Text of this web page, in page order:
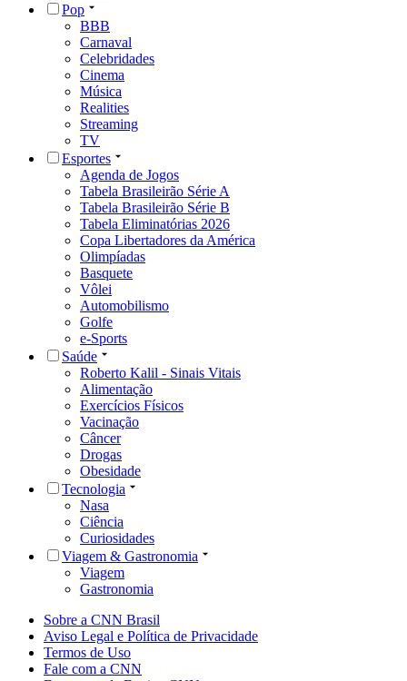
Pop
BBB
Carnaval
Celebridades
Cinema
Música
Realities
Streaming
TV
Esportes
Agenda de Jogos
Tabela Brasileirão Série A
Tabela Brasileirão Série B
Tabela Eliminatórias 2026
Copa Libertadores da América
Olimpíadas
Basquete
Vôlei
Automobilismo
Golfe
e-Sports
Saúde
Roberto Kalil - Sinais Vitais
Alimentação
Exercícios Físicos
Vacinação
Câncer
Drogas
Obesidade
Tecnologia
Nasa
Ciência
Curiosidades
Viagem & Gastronomia
Viagem
Gastronomia
Sobre a CNN Brasil
Aviso Legal e Política de Privacidade
Termos de Uso
Fale com a CNN